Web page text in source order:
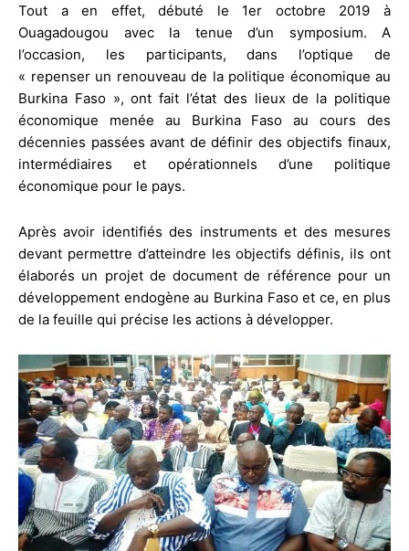
Tout a en effet, débuté le 1er octobre 2019 à
Ouagadougou avec la tenue d’un symposium. A
l’occasion, les participants, dans l’optique de
« repenser un renouveau de la politique économique au
Burkina Faso », ont fait l’état des lieux de la politique
économique menée au Burkina Faso au cours des
décennies passées avant de définir des objectifs finaux,
intermédiaires et opérationnels d’une politique
économique pour le pays.
Après avoir identifiés des instruments et des mesures
devant permettre d’atteindre les objectifs définis, ils ont
élaborés un projet de document de référence pour un
développement endogène au Burkina Faso et ce, en plus
de la feuille qui précise les actions à développer.